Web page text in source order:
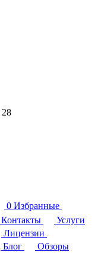
28
0 Избранные
Контакты
Услуги
Лицензии
Блог Обзоры